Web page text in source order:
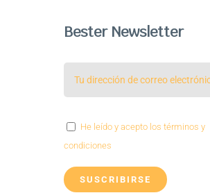
Bester Newsletter
He leído y acepto los términos y
condiciones